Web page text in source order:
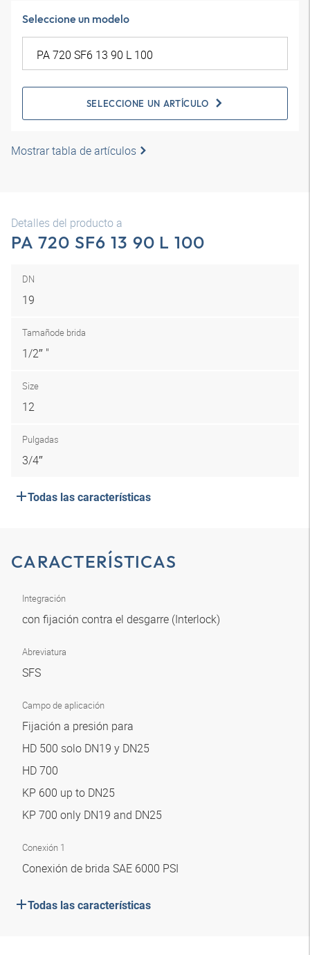
Seleccione un modelo
SELECCIONE UN ARTÍCULO
Mostrar tabla de artículos
Detalles del producto a
PA 720 SF6 13 90 L 100
DN
19
Tamañode brida
1/2″ "
Size
12
Pulgadas
3/4″
Todas las características
CARACTERÍSTICAS
Integración
con fijación contra el desgarre (Interlock)
Abreviatura
SFS
Campo de aplicación
Fijación a presión para
HD 500 solo DN19 y DN25
HD 700
KP 600 up to DN25
KP 700 only DN19 and DN25
Conexión 1
Conexión de brida SAE 6000 PSI
Todas las características